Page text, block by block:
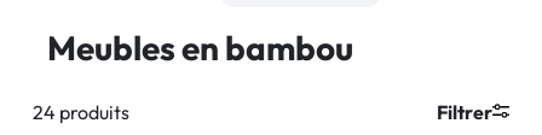
Meubles en bambou
24 produits Filtrer